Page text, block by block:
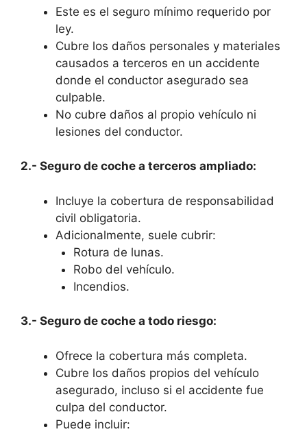
Este es el seguro mínimo requerido por
ley.
Cubre los daños personales y materiales
causados a terceros en un accidente
donde el conductor asegurado sea
culpable.
No cubre daños al propio vehículo ni
lesiones del conductor.
2.- Seguro de coche a terceros ampliado:
Incluye la cobertura de responsabilidad
civil obligatoria.
Adicionalmente, suele cubrir:
Rotura de lunas.
Robo del vehículo.
Incendios.
3.- Seguro de coche a todo riesgo:
Ofrece la cobertura más completa.
Cubre los daños propios del vehículo
asegurado, incluso si el accidente fue
culpa del conductor.
Puede incluir: